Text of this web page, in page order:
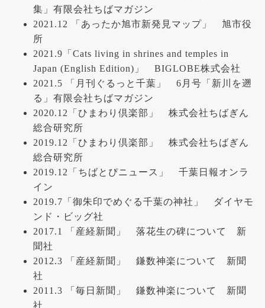
集」有限会社ちばマガジン
2021.12 「あったか旭市新発見マップ」 旭市役
所
2021.9「Cats living in shrines and temples in
Japan (English Edition)」 BIGLOBE株式会社
2021.5 「月刊ぐるっと千葉」 6月号「新川を遡
る」有限会社ちばマガジン
2020.12「ひまわり倶楽部」 株式会社ちばぎん
総合研究所
2019.12「ひまわり倶楽部」 株式会社ちばぎん
総合研究所
2019.12「ちばとぴニュース」 千葉日報オンラ
イン
2019.7「御朱印でめぐる千葉の神社」 ダイヤモ
ンド・ビッグ社
2017.1 「産経新聞」 落花生の碑について 新
聞社
2012.3 「産経新聞」 鎌数神楽について 新聞
社
2011.3 「毎日新聞」 鎌数神楽について 新聞
社